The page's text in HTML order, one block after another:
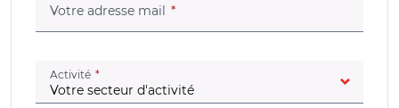
Votre adresse mail (champ obligatoire)
Activité (champ obligatoire)